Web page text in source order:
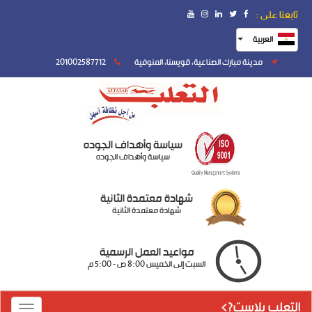
تابعنا على :
العربية
مدينة مبارك الصناعية، قويسنا، المنوفية
سياسة وأهداف الجوده
سياسة وأهداف الجوده
شهادة معتمدة الثانية
شهادة معتمدة الثانية
مواعيد العمل الرسمية
السبت إلى الخميس 8:00 ص - 5:00 م
التعلب بلاست?>